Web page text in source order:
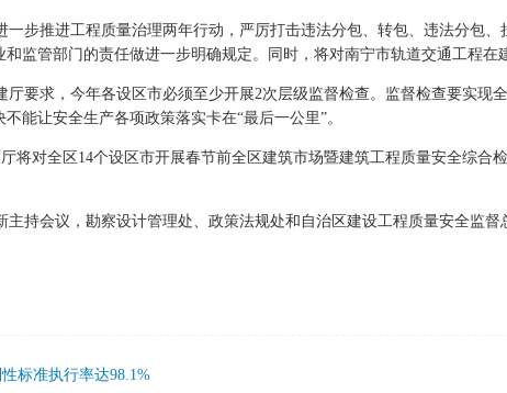
步推进工程质量治理两年行动，严厉打击违法分包、转包、违法分包
监管部门的责任做进一步明确规定。同时，将对南宁市轨道交通工程在
要求，今年各设区市必须至少开展2次层级监督检查。监督检查要实现
能让安全生产各项政策落实卡在“最后一公里”。
将对全区14个设区市开展春节前全区建筑市场暨建筑工程质量安全综合
持会议，勘察设计管理处、政策法规处和自治区建设工程质量安全监督
标准执行率达98.1%